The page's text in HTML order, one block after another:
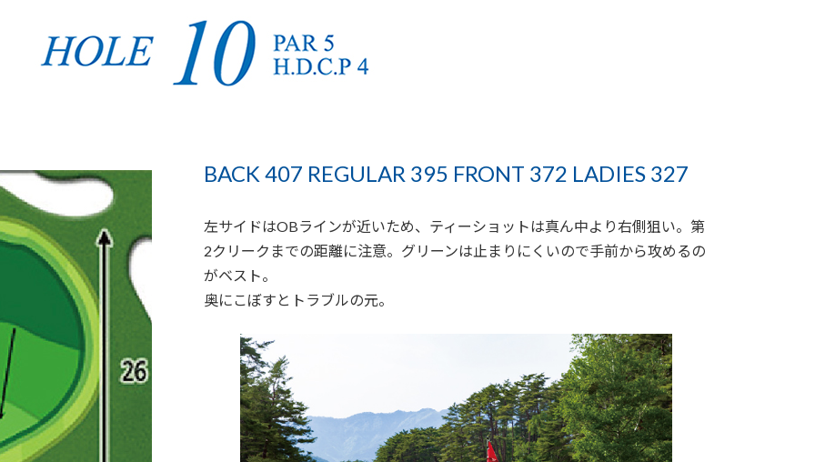
BACK 407 REGULAR 395 FRONT 372 LADIES 327
左サイドはOBラインが近いため、ティーショットは真ん中より右側狙い。第
2クリークまでの距離に注意。グリーンは止まりにくいので手前から攻めるの
がベスト。
奥にこぼすとトラブルの元。